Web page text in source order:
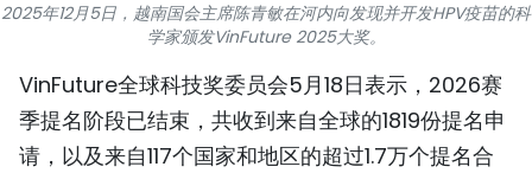
图表新闻
图库
视频
2025年12月5日，越南国会主席陈青敏在河内向发现并开发HPV疫苗的科
学家颁发VinFuture 2025大奖。
VinFuture全球科技奖委员会5月18日表示，2026赛
季提名阶段已结束，共收到来自全球的1819份提名申
请，以及来自117个国家和地区的超过1.7万个提名合